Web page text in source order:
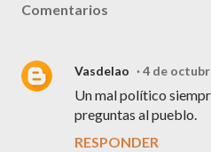
Comentarios
Vasdelao 4 de
Un mal político
preguntas al pueblo.
RESPONDER